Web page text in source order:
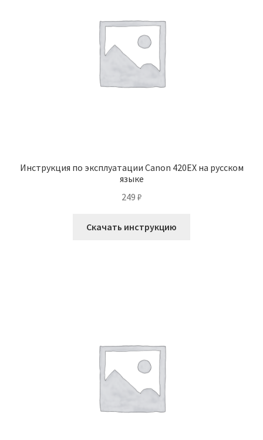
Инструкция по эксплуатации Canon 420EX на русском
языке
249 ₽
Скачать инструкцию